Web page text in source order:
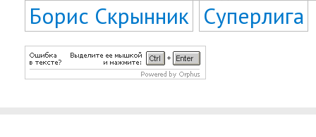
Борис Скрынник Суперлига